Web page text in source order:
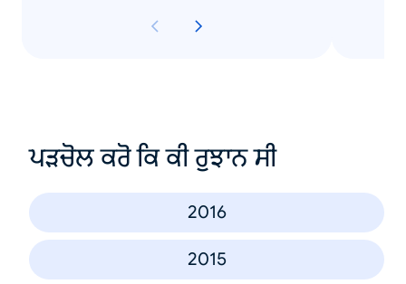
ਪੜਚੋਲ ਕਰੋ ਕਿ ਕੀ ਰੁਝਾਨ ਸੀ
2016
2015